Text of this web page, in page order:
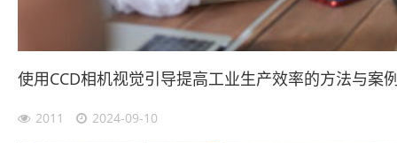
使用CCD相机视觉引导提高工业生产效率的方法与案
2011 2024-09-10